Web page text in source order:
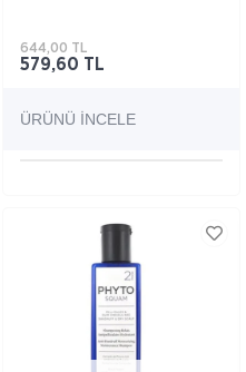
579,60 TL
644,00 TL
ÜRÜNÜ İNCELE